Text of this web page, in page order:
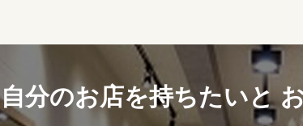
自分のお店を持ちたいと